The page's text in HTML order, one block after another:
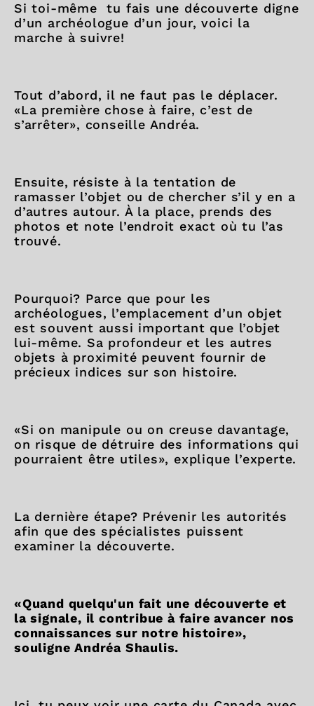
Si toi-même tu fais une découverte digne
d’un archéologue d’un jour, voici la
marche à suivre!
Tout d’abord, il ne faut pas le déplacer.
«La première chose à faire, c’est de
s’arrêter», conseille Andréa.
Ensuite, résiste à la tentation de
ramasser l’objet ou de chercher s’il y en a
d’autres autour. À la place, prends des
photos et note l’endroit exact où tu l’as
trouvé.
Pourquoi? Parce que pour les
archéologues, l’emplacement d’un objet
est souvent aussi important que l’objet
lui-même. Sa profondeur et les autres
objets à proximité peuvent fournir de
précieux indices sur son histoire.
«Si on manipule ou on creuse davantage,
on risque de détruire des informations qui
pourraient être utiles», explique l’experte.
La dernière étape? Prévenir les autorités
afin que des spécialistes puissent
examiner la découverte.
«Quand quelqu'un fait une découverte et
la signale, il contribue à faire avancer nos
connaissances sur notre histoire»,
souligne Andréa Shaulis.